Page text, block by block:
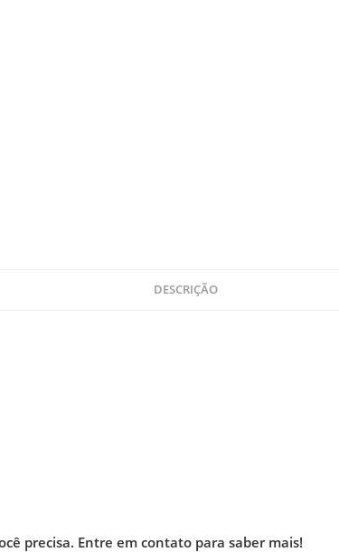
DESCRIÇÃO
precisa. Entre em contato para saber mais!